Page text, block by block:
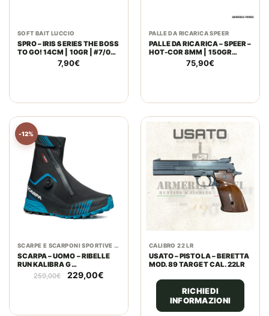
SOFT BAIT LUCCIO
SPRO – IRIS SERIES THE BOSS
TO GO! 14CM | 10GR | #7/0
ZINC | UV PERCH
7,90€
PALLE DA RICARICA SPEER
PALLE DA RICARICA – SPEER –
HOT-COR 8MM | 150GR
.323″ SPITZER SP (100PZ)
75,90€
-12%
SCARPE E SCARPONI SPORTIVE E TECNICHE
SCARPA – UOMO – RIBELLE
RUN KALIBRA G
BLACK/AZURE
259,00€
Il
prezzo
229,00€
229,00€.
CALIBRO 22 LR
USATO – PISTOLA – BERETTA
MOD. 89 TARGET CAL. 22LR
RICHIEDI
INFORMAZIONI